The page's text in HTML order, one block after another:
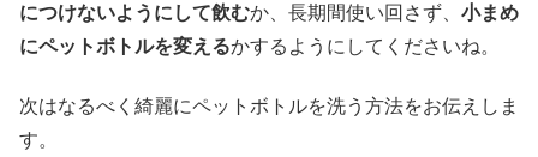
につけないようにして飲むか、長期間使い回さず、 小まめ
にペットボトルを変えるかするようにしてくださいね。
次はなるべく綺麗にペットボトルを洗う方法をお伝えしま
す。